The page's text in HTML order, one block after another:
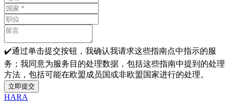
✔️通过单击提交按钮，我确认我请求这些指南点中指示的服
务；我同意为服务目的处理数据，包括这些指南中提到的处理
方法，包括可能在欧盟成员国或非欧盟国家进行的处理。
立即提交
HARA